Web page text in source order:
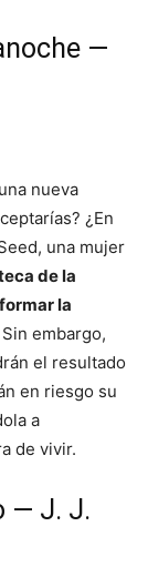
—
nueva
¿En
una mujer
de la
la
Sin embargo,
el resultado
en riesgo su
a
de vivir.
— J. J.